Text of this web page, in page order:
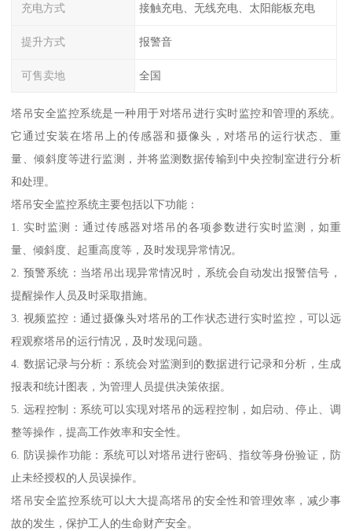
充电方式 接触充电、无线充电、太阳能板充电
提升方式 报警音
可售卖地 全国
塔吊安全监控系统是一种用于对塔吊进行实时监控和管理的系统。
它通过安装在塔吊上的传感器和摄像头，对塔吊的运行状态、重
量、倾斜度等进行监测，并将监测数据传输到中央控制室进行分析
和处理。
塔吊安全监控系统主要包括以下功能：
1. 实时监测：通过传感器对塔吊的各项参数进行实时监测，如重
量、倾斜度、起重高度等，及时发现异常情况。
2. 预警系统：当塔吊出现异常情况时，系统会自动发出报警信号，
提醒操作人员及时采取措施。
3. 视频监控：通过摄像头对塔吊的工作状态进行实时监控，可以远
程观察塔吊的运行情况，及时发现问题。
4. 数据记录与分析：系统会对监测到的数据进行记录和分析，生成
报表和统计图表，为管理人员提供决策依据。
5. 远程控制：系统可以实现对塔吊的远程控制，如启动、停止、调
整等操作，提高工作效率和安全性。
6. 防误操作功能：系统可以对塔吊进行密码、指纹等身份验证，防
止未经授权的人员误操作。
塔吊安全监控系统可以大大提高塔吊的安全性和管理效率，减少事
故的发生，保护工人的生命财产安全。